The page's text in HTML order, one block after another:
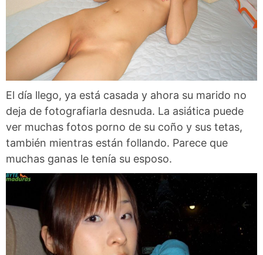
El día llego, ya está casada y ahora su marido no
deja de fotografiarla desnuda. La asiática puede
ver muchas fotos porno de su coño y sus tetas,
también mientras están follando. Parece que
muchas ganas le tenía su esposo.